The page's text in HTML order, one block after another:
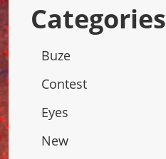
Categories
Buze
Contest
Eyes
New